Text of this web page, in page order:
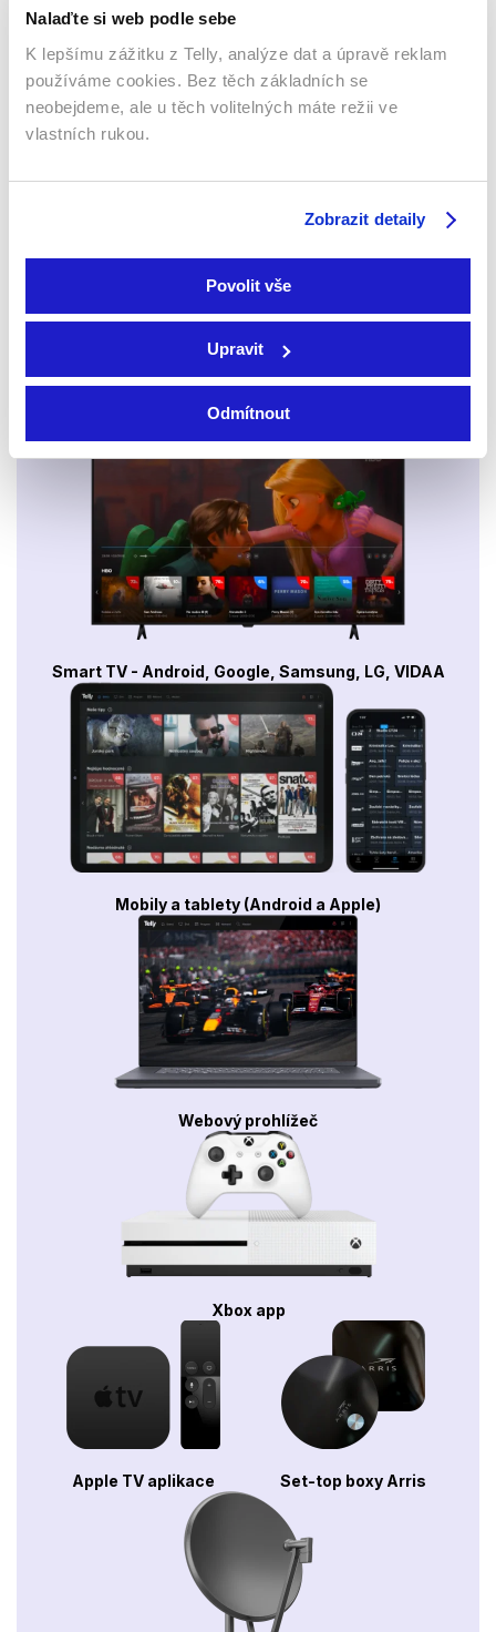
Nalaďte si web podle sebe
K lepšímu zážitku z Telly, analýze dat a úpravě reklam
používáme cookies. Bez těch základních se
neobejdeme, ale u těch volitelných máte režii ve
vlastních rukou.
Zobrazit detaily
Povolit vše
Upravit
Odmítnout
Filmy / Thrillery / Drama
Sledujte kdekoliv až na 6 zařízeních
Sledovat internetovou televizi jde odkudkoliv
Smart TV - Android, Google, Samsung, LG, VIDAA
Mobily a tablety (Android a Apple)
Webový prohlížeč
Xbox app
Apple TV aplikace Set-top boxy Arris